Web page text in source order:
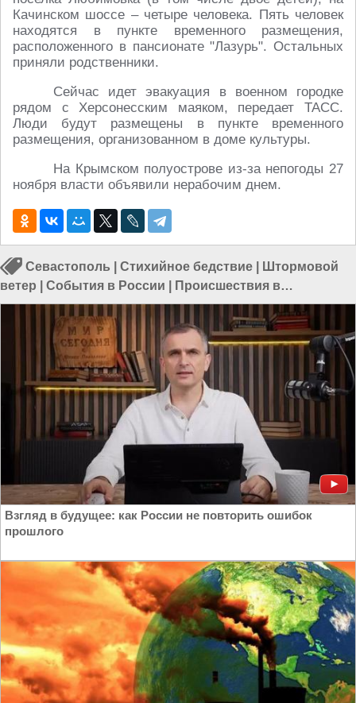
Качинском шоссе – четыре человека. Пять человек
находятся в пункте временного размещения,
расположенного в пансионате "Лазурь". Остальных
приняли родственники.
Сейчас идет эвакуация в военном городке
рядом с Херсонесским маяком, передает ТАСС.
Люди будут размещены в пункте временного
размещения, организованном в доме культуры.
На Крымском полуострове из-за непогоды 27
ноября власти объявили нерабочим днем.
Севастополь Стихийное бедствие
Штормовой
ветер
События в России
Происшествия в
Севастополе|Происшествия в России|Ураган в
Происшествия в Крыму
Взгляд в будущее: как России не повторить ошибок
прошлого